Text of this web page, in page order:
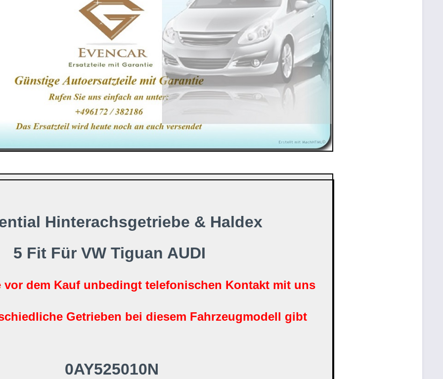
Hinterachsgetriebe & Haldex
5 Fit Für VW Tiguan AUDI
vor dem Kauf unbedingt telefonischen Kontakt mit uns
Getrieben bei diesem Fahrzeugmodell gibt
0AY525010N